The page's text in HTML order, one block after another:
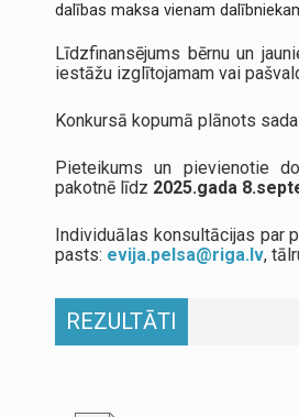
dalības maksa vienam
Līdzfinansējums bērnu un
iestāžu izglītojamam vai
Konkursā kopumā plānots
Pieteikums un pievienotie
pakotnē līdz 2025.gada
Individuālas konsultācijas par
pasts: evija.pelsa@riga.lv,
REZULTĀTI